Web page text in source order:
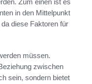
Zum einen ist es
in den Mittelpunkt
diese Faktoren für
müssen.
zwischen
sein, sondern bietet